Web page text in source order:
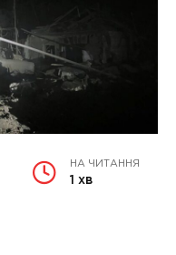
НА ЧИТАННЯ
1 хв